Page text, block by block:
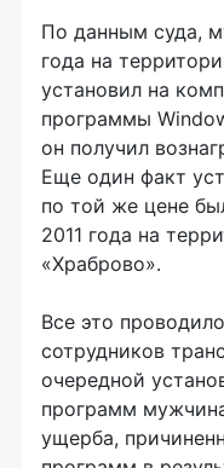
По данным суда,
года на
установил на
программы
он получил
Еще один факт
по той же цене
2011 года на
«Храброво».
Все это
сотрудников
очередной
программ
ущерба,